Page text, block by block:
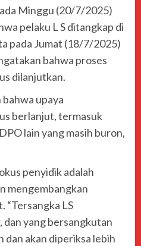
Minggu (20/7/2025)
pelaku L S ditangkap di
pada Jumat (18/7/2025)
bahwa proses
dilanjutkan.
bahwa upaya
berlanjut, termasuk
lain yang masih buron,
penyidik adalah
mengembangkan
“Tersangka LS
dan yang bersangkutan
dan akan diperiksa lebih